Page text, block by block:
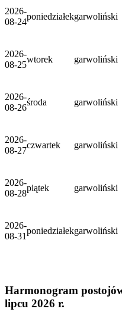
2026-
08-24
poniedziałekgarwoliński
2026-
08-25
wtorek garwoliński
2026-
08-26
środa garwoliński
2026-
08-27
czwartek garwoliński
2026-
08-28
piątek garwoliński
2026-
08-31
poniedziałekgarwoliński
Harmonogram
lipcu 2026 r.